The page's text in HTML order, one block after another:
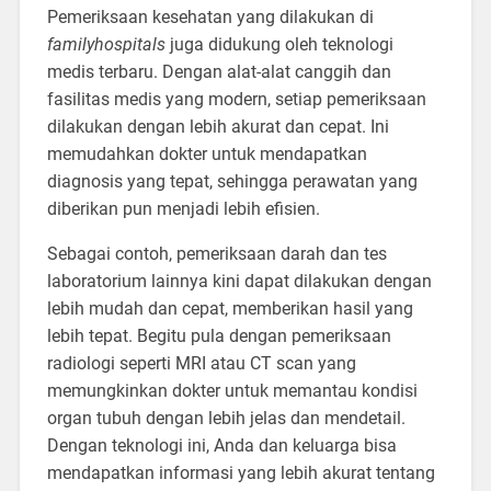
Pemeriksaan kesehatan yang dilakukan di
familyhospitalsjuga didukung oleh teknologi
medis terbaru. Dengan alat-alat canggih dan
fasilitas medis yang modern, setiap pemeriksaan
dilakukan dengan lebih akurat dan cepat. Ini
memudahkan dokter untuk mendapatkan
diagnosis yang tepat, sehingga perawatan yang
diberikan pun menjadi lebih efisien.
Sebagai contoh, pemeriksaan darah dan tes
laboratorium lainnya kini dapat dilakukan dengan
lebih mudah dan cepat, memberikan hasil yang
lebih tepat. Begitu pula dengan pemeriksaan
radiologi seperti MRI atau CT scan yang
memungkinkan dokter untuk memantau kondisi
organ tubuh dengan lebih jelas dan mendetail.
Dengan teknologi ini, Anda dan keluarga bisa
mendapatkan informasi yang lebih akurat tentang